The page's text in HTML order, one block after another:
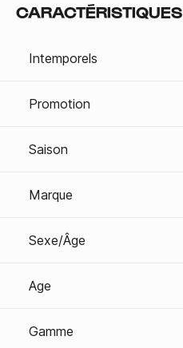
CARACTÉRISTIQUES
Intemporels
Promotion
Saison
Marque
Sexe/Âge
Age
Gamme